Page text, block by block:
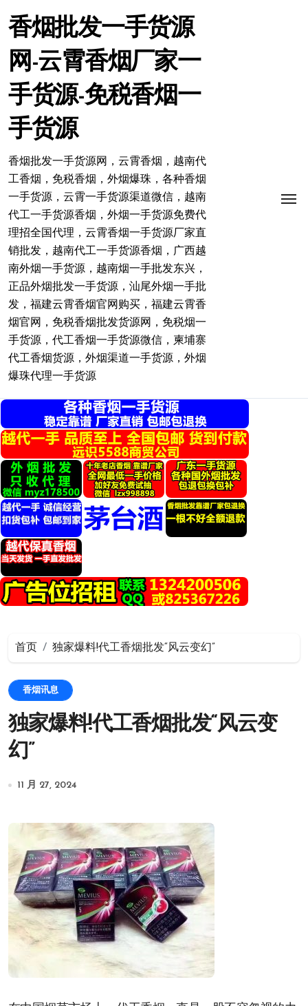
转香烟批发一手货源
网-云霄香烟厂家一
手货源-免税香烟一
手货源
香烟批发一手货源网，云霄香烟，越南代
工香烟，免税香烟，外烟爆珠，各种香烟
一手货源，云霄一手货源渠道微信，越南
代工一手货源香烟，外烟一手货源免费代
理招全国代理，云霄香烟一手货源厂家直
销批发，越南代工一手货源香烟，广西越
南外烟一手货源，越南烟一手批发东兴，
正品外烟批发一手货源，汕尾外烟一手批
发，福建云霄香烟官网购买，福建云霄香
烟官网，免税香烟批发货源网，免税烟一
手货源，代工香烟一手货源微信，柬埔寨
代工香烟货源，外烟渠道一手货源，外烟
爆珠代理一手货源
首页 独家爆料!代工香烟批发“风云变幻”
香烟讯息
独家爆料!代工香烟批发“风云变
幻”
11 月 27, 2024